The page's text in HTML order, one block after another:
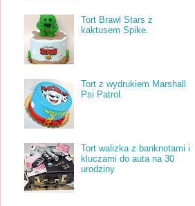
Tort Brawl Stars z
kaktusem Spike.
Tort z wydrukiem Marshall
Psi Patrol.
Tort walizka z banknotami i
kluczami do auta na 30
urodziny